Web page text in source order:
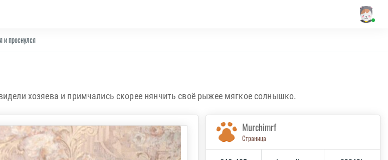
и проснулся
хозяева и примчались скорее нянчить своё рыжее мягкое солнышко.
Murchimrf
Страница